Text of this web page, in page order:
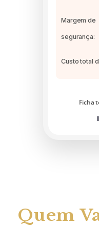
Margem de
segurança:
Custo total
Ficha
Quem